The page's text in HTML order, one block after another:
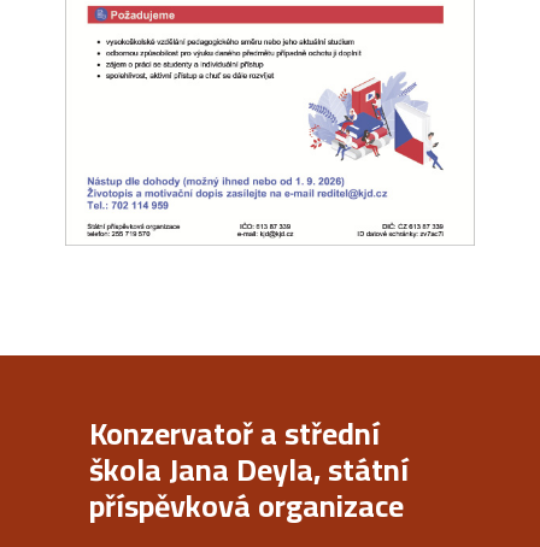
Konzervatoř a střední
škola Jana Deyla, státní
příspěvková organizace